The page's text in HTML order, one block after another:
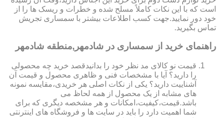
است که با این نکات کاملاً مسلح شده و خطرات و ریسک ها را از
خود دور نمایید.جهت کسب اطلاعات بیشتر با سمساری تجریش
تماس بگیرید.
راهنمای خرید از سمساری در شادمهر,منطقه شادمهر
قیمت نو کالای مد نظر خود را بدانیدقصد خرید چه محصولی
را دارید؟ آیا با مشخصات فنی و ظاهری محصول و قیمت آن
آشناییت دارید؟ یکی از نکات اصلی هر خریدی،مقایسه نمونه
های مشابه از یک محصول از همه لحاظ می
باشد.قیمت،کیفیت،امکانات و هر مشخصه دیگری که برای
شما اهمیت دارد را باید در سایت ها و فروشگاه های اینترنتی